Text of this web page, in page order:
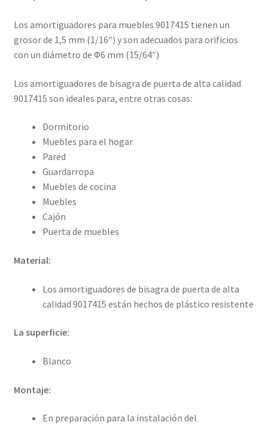
Los amortiguadores para muebles 9017415 tienen un
grosor de 1,5 mm (1/16″) y son adecuados para orificios
con un diámetro de Φ6 mm (15/64″)
Los amortiguadores de bisagra de puerta de alta calidad
9017415 son ideales para, entre otras cosas:
Dormitorio
Muebles para el hogar
Pared
Guardarropa
Muebles de cocina
Muebles
Cajón
Puerta de muebles
Material:
Los amortiguadores de bisagra de puerta de alta
calidad 9017415 están hechos de plástico resistente
La superficie:
Blanco
Montaje:
En preparación para la instalación del